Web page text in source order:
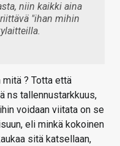
niin kaikki aina
"ihan mihin
? Totta että
ns tallennustarkkuus,
voidaan viitata on se
eli minkä kokoinen
sitä katsellaan,